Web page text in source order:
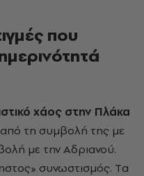
που
χάος στην Πλάκα
με την Aδριανού.
συνωστισμός. Tα